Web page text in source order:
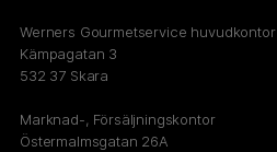
Werners Gourmetservice huvudkontor
Kämpagatan 3
532 37 Skara
Marknad-, Försäljningskontor
Östermalmsgatan 26A